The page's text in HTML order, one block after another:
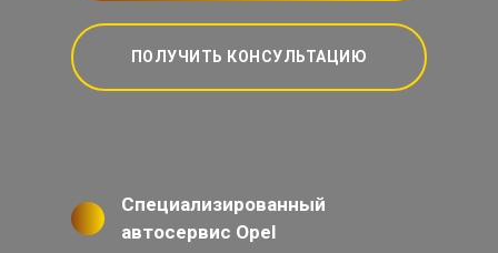
ПОЛУЧИТЬ КОНСУЛЬТАЦИЮ
Специализированный
автосервис Opel